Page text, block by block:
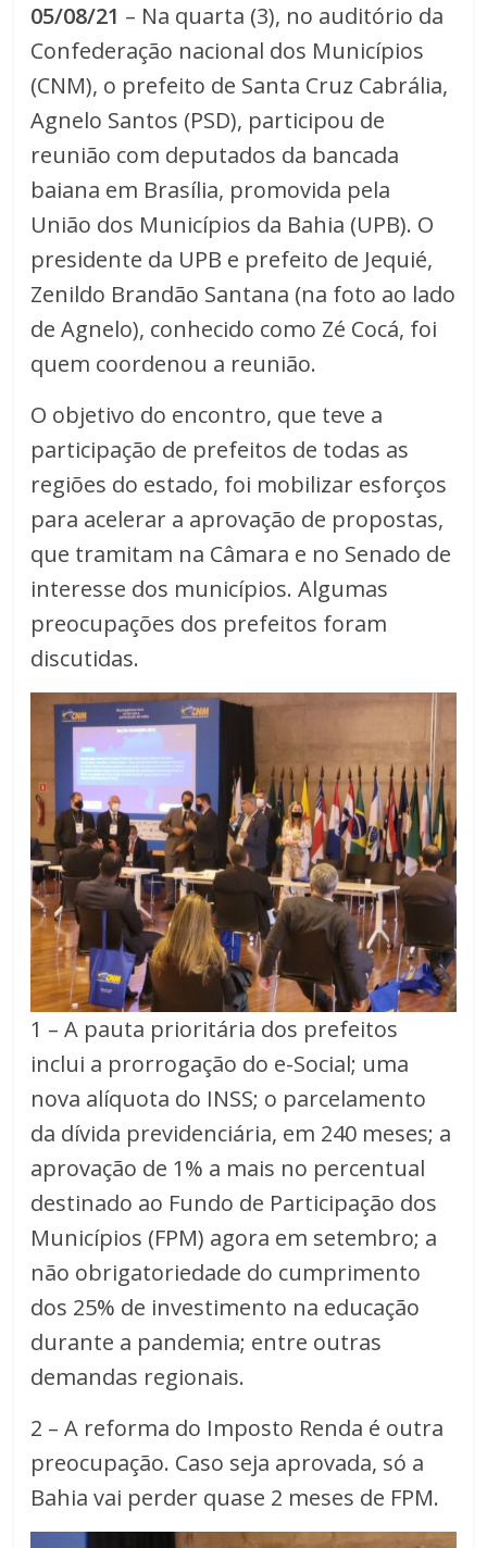
05/08/21 – Na quarta (3), no auditório da
Confederação nacional dos Municípios
(CNM), o prefeito de Santa Cruz Cabrália,
Agnelo Santos (PSD), participou de
reunião com deputados da bancada
baiana em Brasília, promovida pela
União dos Municípios da Bahia (UPB). O
presidente da UPB e prefeito de Jequié,
Zenildo Brandão Santana (na foto ao lado
de Agnelo), conhecido como Zé Cocá, foi
quem coordenou a reunião.
O objetivo do encontro, que teve a
participação de prefeitos de todas as
regiões do estado, foi mobilizar esforços
para acelerar a aprovação de propostas,
que tramitam na Câmara e no Senado de
interesse dos municípios. Algumas
preocupações dos prefeitos foram
discutidas.
1 – A pauta prioritária dos prefeitos
inclui a prorrogação do e-Social; uma
nova alíquota do INSS; o parcelamento
da dívida previdenciária, em 240 meses; a
aprovação de 1% a mais no percentual
destinado ao Fundo de Participação dos
Municípios (FPM) agora em setembro; a
não obrigatoriedade do cumprimento
dos 25% de investimento na educação
durante a pandemia; entre outras
demandas regionais.
2 – A reforma do Imposto Renda é outra
preocupação. Caso seja aprovada, só a
Bahia vai perder quase 2 meses de FPM.